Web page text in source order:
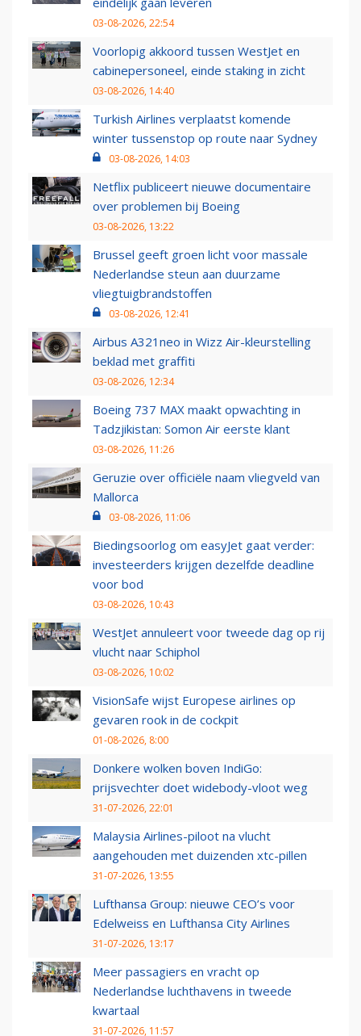
03-08-2026, 22:54
Voorlopig akkoord tussen WestJet en
cabinepersoneel, einde staking in zicht
03-08-2026, 14:40
Turkish Airlines verplaatst komende
winter tussenstop op route naar Sydney
03-08-2026, 14:03
Netflix publiceert nieuwe documentaire
over problemen bij Boeing
03-08-2026, 13:22
Brussel geeft groen licht voor massale
Nederlandse steun aan duurzame
vliegtuigbrandstoffen
03-08-2026, 12:41
Airbus A321neo in Wizz Air-kleurstelling
beklad met graffiti
03-08-2026, 12:34
Boeing 737 MAX maakt opwachting in
Tadzjikistan: Somon Air eerste klant
03-08-2026, 11:26
Geruzie over officiële naam vliegveld van
Mallorca
03-08-2026, 11:06
Biedingsoorlog om easyJet gaat verder:
investeerders krijgen dezelfde deadline
voor bod
03-08-2026, 10:43
WestJet annuleert voor tweede dag op rij
vlucht naar Schiphol
03-08-2026, 10:02
VisionSafe wijst Europese airlines op
gevaren rook in de cockpit
01-08-2026, 8:00
Donkere wolken boven IndiGo:
prijsvechter doet widebody-vloot weg
31-07-2026, 22:01
Malaysia Airlines-piloot na vlucht
aangehouden met duizenden xtc-pillen
31-07-2026, 13:55
Lufthansa Group: nieuwe CEO’s voor
Edelweiss en Lufthansa City Airlines
31-07-2026, 13:17
Meer passagiers en vracht op
Nederlandse luchthavens in tweede
kwartaal
31-07-2026, 11:57